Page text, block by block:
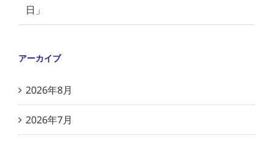
日」
アーカイブ
2026年8月
2026年7月